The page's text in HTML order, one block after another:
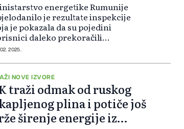
energetike Rumunije
je rezultate inspekcije
je pokazala da su pojedini
daleko prekoračili
količine vađenja gasa iz
SRL.
2025.
NOVE IZVORE
traži odmak od ruskog
plina i potiče još
širenje energije iz